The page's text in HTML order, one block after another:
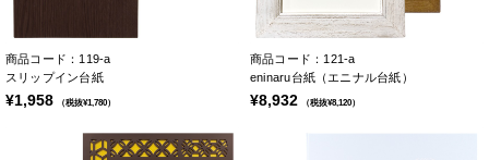
商品コード：119-a
スリップイン台紙
¥1,958 （税抜¥1,780）
商品コード：121-a
eninaru台紙（エニナル台紙）
¥8,932 （税抜¥8,120）